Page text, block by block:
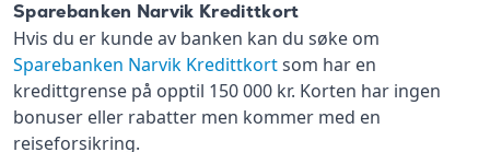
Sparebanken Narvik Kredittkort
Hvis du er kunde av banken kan du søke om
Sparebanken Narvik Kredittkortsom har en
kredittgrense på opptil 150 000 kr. Korten har ingen
bonuser eller rabatter men kommer med en
reiseforsikring.